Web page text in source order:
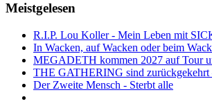
Meistgelesen
R.I.P. Lou Koller - Mein Leben mit
In Wacken, auf Wacken oder beim
MEGADETH kommen 2027 auf Tour
THE GATHERING sind zurückgekehrt
Der Zweite Mensch - Sterbt alle